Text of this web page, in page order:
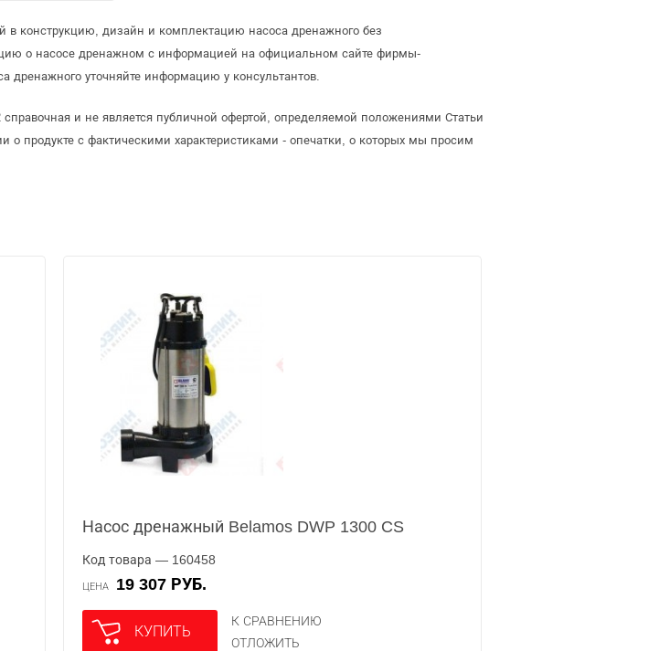
в конструкцию, дизайн и комплектацию насоса дренажного без
о насосе дренажном с информацией на официальном сайте фирмы-
дренажного уточняйте информацию у консультантов.
и не является публичной офертой, определяемой положениями Статьи
о продукте с фактическими характеристиками - опечатки, о которых мы просим
Насос дренажный Belamos DWP 1300 CS
Код товара — 160458
ЦЕНА 19 307 РУБ.
КУПИТЬ
К СРАВНЕНИЮ
ОТЛОЖИТЬ